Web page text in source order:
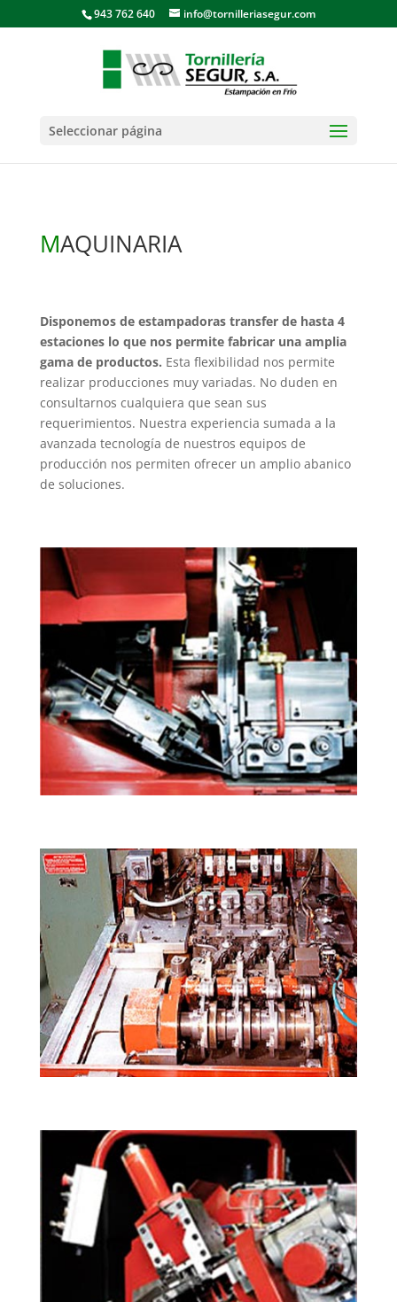
943 762 640 info@tornilleriasegur.com
Seleccionar página
MAQUINARIA
Disponemos de estampadoras transfer de hasta 4
estaciones lo que nos permite fabricar una amplia
gama de productos. Esta flexibilidad nos permite
realizar producciones muy variadas. No duden en
consultarnos cualquiera que sean sus
requerimientos. Nuestra experiencia sumada a la
avanzada tecnología de nuestros equipos de
producción nos permiten ofrecer un amplio abanico
de soluciones.